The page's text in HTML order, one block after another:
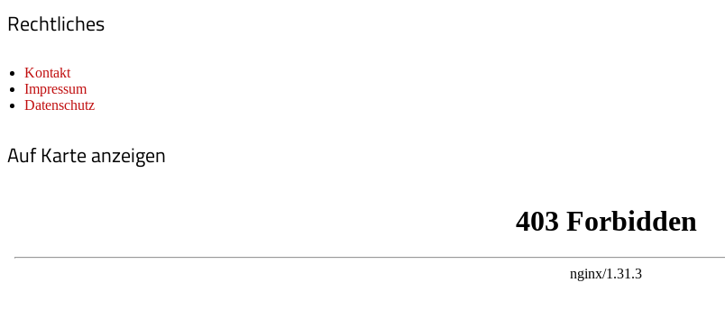
Rechtliches
Kontakt
Impressum
Datenschutz
Auf Karte anzeigen